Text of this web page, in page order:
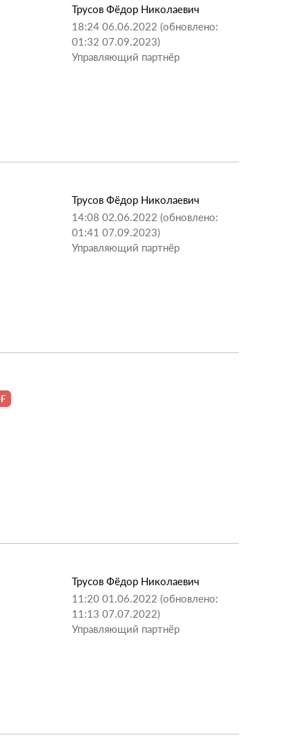
Трусов Фёдор Николаевич
18:24 06.06.2022 (обновлено:
01:32 07.09.2023)
Управляющий партнёр
Трусов Фёдор Николаевич
14:08 02.06.2022 (обновлено:
01:41 07.09.2023)
Управляющий партнёр
Трусов Фёдор Николаевич
11:20 01.06.2022 (обновлено:
11:13 07.07.2022)
Управляющий партнёр